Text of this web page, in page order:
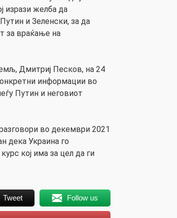
изрази желба да
и Зеленски, за да
за враќање на
Дмитриј Песков, на 24
информации во
Путин и неговиот
во декември 2021
дека Украина го
кој има за цел да ги
Tweet Follow us